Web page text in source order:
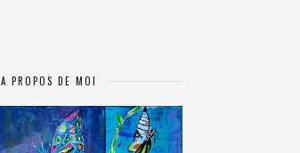
A PROPOS DE MOI